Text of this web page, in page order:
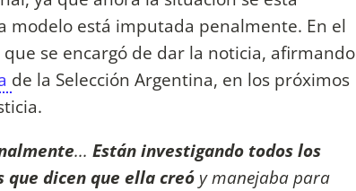
modelo está imputada penalmente. En el
que se encargó de dar la noticia, afirmando
de la Selección Argentina, en los próximos
... Están investigando todos los
que dicen que ella creó y manejaba para